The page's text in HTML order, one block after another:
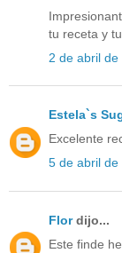
tu receta y
2 de abril de
Estela`s
Excelente
5 de abril de
Flordijo...
Este finde